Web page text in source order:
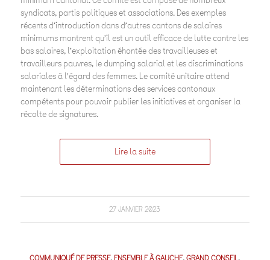
syndicats, partis politiques et associations. Des exemples
récents d’introduction dans d’autres cantons de salaires
minimums montrent qu’il est un outil efficace de lutte contre les
bas salaires, l’exploitation éhontée des travailleuses et
travailleurs pauvres, le dumping salarial et les discriminations
salariales à l’égard des femmes. Le comité unitaire attend
maintenant les déterminations des services cantonaux
compétents pour pouvoir publier les initiatives et organiser la
récolte de signatures.
Lire la suite
27 JANVIER 2023
COMMUNIQUÉ DE PRESSE,ENSEMBLE À GAUCHE,GRAND CONSEIL,